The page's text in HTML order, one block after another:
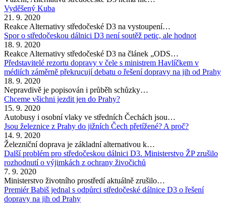
Vyděšený Kuba
21. 9. 2020
Reakce Alternativy středočeské D3 na vystoupení…
Spor o středočeskou dálnici D3 není soutěž petic, ale hodnot
18. 9. 2020
Reakce Alternativy středočeské D3 na článek „ODS…
Představitelé rezortu dopravy v čele s ministrem Havlíčkem v
médiích záměrně překrucují debatu o řešení dopravy na jih od Prahy
18. 9. 2020
Nepravdivě je popisován i průběh schůzky…
Chceme všichni jezdit jen do Prahy?
15. 9. 2020
Autobusy i osobní vlaky ve středních Čechách jsou…
Jsou železnice z Prahy do jižních Čech přetížené? A proč?
14. 9. 2020
Železniční doprava je základní alternativou k…
Další problém pro středočeskou dálnici D3. Ministerstvo ŽP zrušilo
rozhodnutí o výjimkách z ochrany živočichů
7. 9. 2020
Ministerstvo životního prostředí aktuálně zrušilo…
Premiér Babiš jednal s odpůrci středočeské dálnice D3 o řešení
dopravy na jih od Prahy